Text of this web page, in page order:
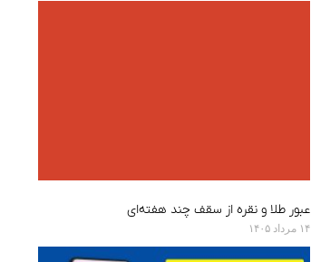
عبور طلا و نقره از سقف چند هفته‌ای
۱۴ مرداد ۱۴۰۵